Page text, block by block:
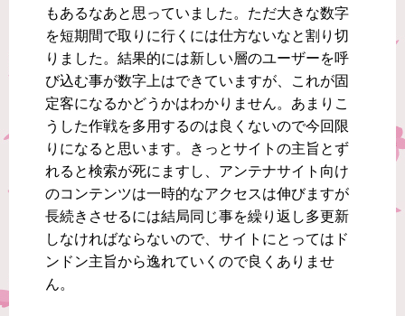
もあるなあと思っていました。ただ大きな数字
を短期間で取りに行くには仕方ないなと割り切
りました。結果的には新しい層のユーザーを呼
び込む事が数字上はできていますが、これが固
定客になるかどうかはわかりません。あまりこ
うした作戦を多用するのは良くないので今回限
りになると思います。きっとサイトの主旨とず
れると検索が死にますし、アンテナサイト向け
のコンテンツは一時的なアクセスは伸びますが
長続きさせるには結局同じ事を繰り返し多更新
しなければならないので、サイトにとってはド
ンドン主旨から逸れていくので良くありませ
ん。